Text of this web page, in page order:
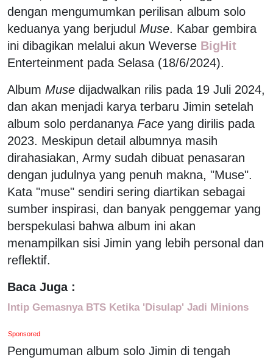
dengan mengumumkan perilisan album solo
keduanya yang berjudul Muse. Kabar gembira
ini dibagikan melalui akun Weverse BigHit
Enterteinment pada Selasa (18/6/2024).
Album Muse dijadwalkan rilis pada 19 Juli 2024,
dan akan menjadi karya terbaru Jimin setelah
album solo perdananya Face yang dirilis pada
2023. Meskipun detail albumnya masih
dirahasiakan, Army sudah dibuat penasaran
dengan judulnya yang penuh makna, "Muse".
Kata "muse" sendiri sering diartikan sebagai
sumber inspirasi, dan banyak penggemar yang
berspekulasi bahwa album ini akan
menampilkan sisi Jimin yang lebih personal dan
reflektif.
Baca Juga :
Intip Gemasnya BTS Ketika 'Disulap' Jadi Minions
Sponsored
Pengumuman album solo Jimin di tengah